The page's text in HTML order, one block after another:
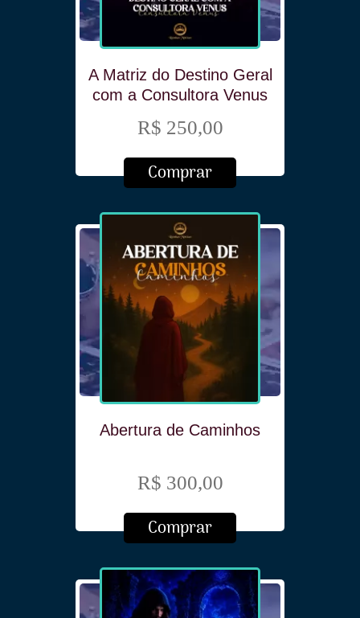
A Matriz do Destino Geral
com a Consultora Venus
R$ 250,00
Comprar
Abertura de Caminhos
R$ 300,00
Comprar